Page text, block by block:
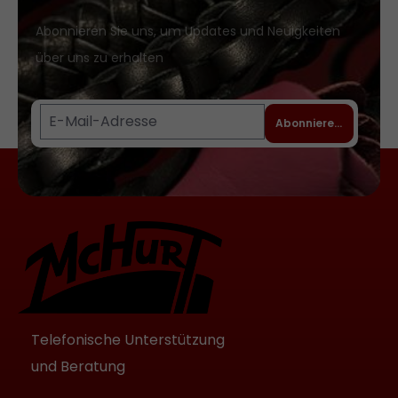
Gefühl auf der Haut ist ungewöhnlich
weich und angenehm. Lieferumfang: 1
Hanfseil, naturfarben, Durchmesser ca.
6 Millimeter, Länge ca. 8 Meter
Abonnieren Sie uns, um Updates und Neuigkeiten
über uns zu erhalten
Abonnieren
Telefonische Unterstützung
und Beratung